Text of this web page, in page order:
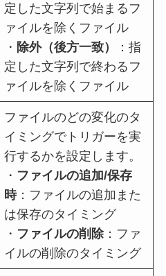
定した文字列で始まるフ
ァイルを除くファイル
・ 除外（後方一致）
：指
定した文字列で終わるフ
ァイルを除くファイル
ファイルのどの変化のタ
イミングでトリガーを実
行するかを設定します。
・ ファイルの追加/保存
時：ファイルの追加また
は保存のタイミング
・ ファイルの削除：ファ
イルの削除のタイミング